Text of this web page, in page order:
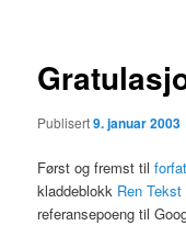
Publisert9. januar 2003
Først og fremst til
kladdeblokk Ren Tekst
referansepoeng til